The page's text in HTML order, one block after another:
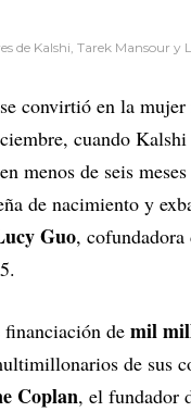
de Kalshi, Tarek Mansour
convirtió en la
cuando Kalshi
menos de seis
de nacimiento y
Guo, cofundadora
de mil
de sus
Coplan, el fundador